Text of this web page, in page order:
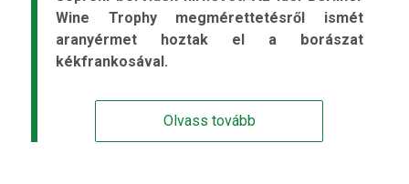
Wine Trophy megmérettetésről ismét
aranyérmet hoztak el a borászat
kékfrankosával.
Olvass tovább